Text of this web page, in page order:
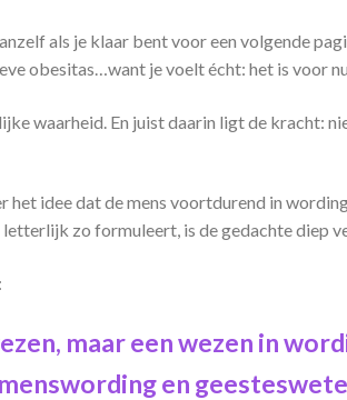
als je klaar bent voor een volgende
obesitas…want je voelt écht: het is voor
waarheid. En juist daarin ligt de kracht:
idee dat de mens voortdurend in
zo formuleert, is de gedachte diep
maar een wezen in
en